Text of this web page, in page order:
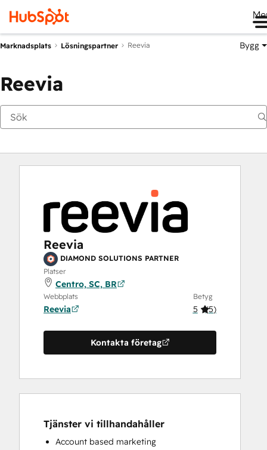
Marknadsplats Lösningspartner Reevia Bygg
Reevia
Reevia
DIAMOND SOLUTIONS PARTNER
Platser
Centro, SC, BR
Webbplats
Reevia
Betyg
5 (5)
Kontakta företag
Tjänster vi tillhandahåller
Account based marketing